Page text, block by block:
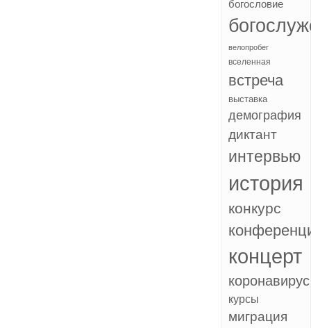
богословие
велопробег
вселенная
встреча
выставка
демография
диктант
интервью
история
конкурс
концерт
коронавирус
курсы
миграция